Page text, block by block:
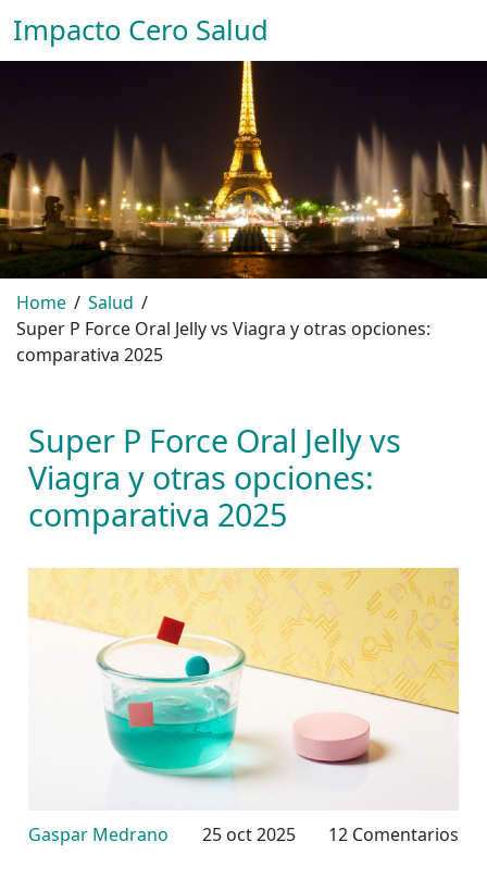
Impacto Cero Salud
Home
Salud
Super P Force Oral Jelly vs Viagra y otras opciones:
comparativa 2025
Super P Force Oral Jelly vs
Viagra y otras opciones:
comparativa 2025
Gaspar Medrano 25 oct 2025 12 Comentarios